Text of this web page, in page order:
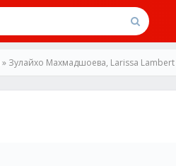
» Зулайхо Махмадшоева, Larissa Lambert